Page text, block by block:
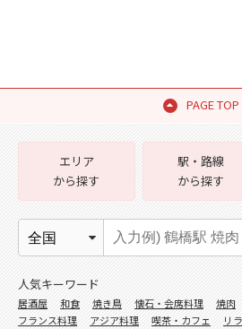
PAGE TOP
エリア
から探す
駅・路線
から探す
人気キーワード
居酒屋 和食 焼き鳥 懐石・会席料理 焼肉
フランス料理
アジア料理 喫茶・カフェ リ